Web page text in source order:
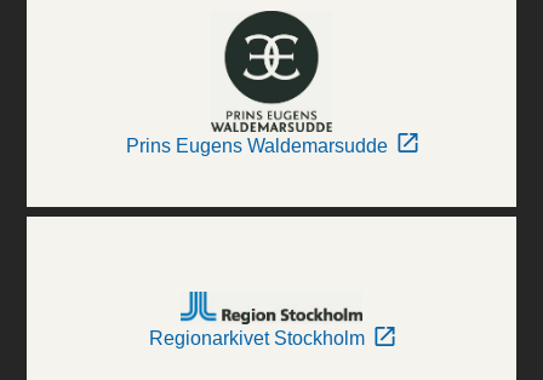
Prins Eugens Waldemarsudde
Regionarkivet Stockholm